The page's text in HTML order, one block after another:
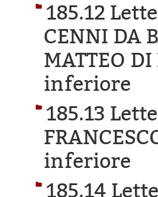
185.12
CENNI DA
MATTEO
inferiore
185.13
inferiore
185.14